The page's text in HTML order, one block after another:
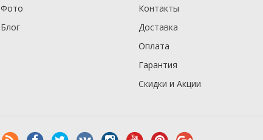
Фото
Блог
Контакты
Доставка
Оплата
Гарантия
Скидки и Акции